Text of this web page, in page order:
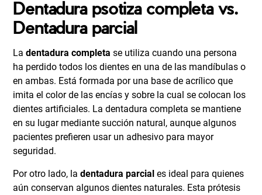
Dentadura psotiza completa vs.
Dentadura parcial
Ladentadura completa se utiliza cuando una persona
ha perdido todos los dientes en una de las mandíbulas o
en ambas. Está formada por una base de acrílico que
imita el color de las encías y sobre la cual se colocan los
dientes artificiales. La dentadura completa se mantiene
en su lugar mediante succión natural, aunque algunos
pacientes prefieren usar un adhesivo para mayor
seguridad.
Por otro lado, ladentadura parcial es ideal para quienes
aún conservan algunos dientes naturales. Esta prótesis